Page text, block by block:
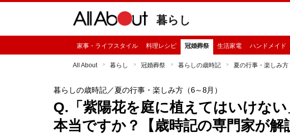
暮らし
家事・ライフスタイル 料理レシピ 冠婚葬祭 生活家電 ハンドメイド
All About 暮らし 冠婚葬祭 暮らしの歳時記 夏の行事・楽しみ方
暮らしの歳時記／夏の行事・楽しみ方（6～8月）
Q.「紫陽花を庭に植えてはいけない
本当ですか？【歳時記の専門家が解